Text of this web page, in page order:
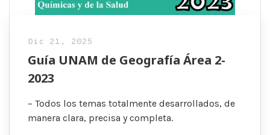
Dic 21, 2025
Guía UNAM de Geografía Área 2-
2023
– Todos los temas totalmente desarrollados, de
manera clara, precisa y completa.